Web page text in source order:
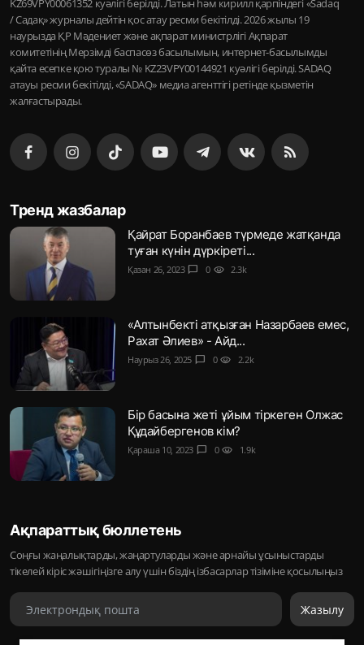
KZ69VPY00061352 куәлігі берілді. Латын һәм кирилл қарпіндегі «Sadaq
/ Садақ» журналы дейтін қос атау ресми бекітілді. 2026 жылы 19
наурызда ҚР Мәдениет және ақпарат министрлігі Ақпарат
комитетінің Мерзімді баспасөз басылымын, интернет-басылымды
қайта есепке қою туралы № KZ23VPY00144921 куәлігі берілді. SADAQ
атауы ресми бекітілді, «SADAQ» медиа агенттігі ретінде қызметін
жалғастырады.
Тренд жазбалар
Қайрат Боранбаев түрмеде жатқанда
туған күнін дүркіреті...
Қазан 26, 2023 chat_bubble 0 visibility 2.3k
«Алтынбекті атқызған Назарбаев емес,
Рахат Әлиев» - Айд...
Наурыз 26, 2025 chat_bubble 0 visibility 2.2k
Бір басына жеті ұйым тіркеген Олжас
Құдайбергенов кім?
Қараша 10, 2023 chat_bubble 0 visibility 1.9k
Ақпараттық бюллетень
Соңғы жаңалықтарды, жаңартуларды және арнайы ұсыныстарды
тікелей кіріс жәшігіңізге алу үшін біздің ізбасарлар тізіміне қосылыңыз
Жазылу